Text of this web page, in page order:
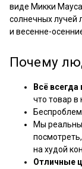
виде Микки
солнечных лучей
и весенне-
Почему
Всё всегда
что товар в
Мы
на худой
Отличные